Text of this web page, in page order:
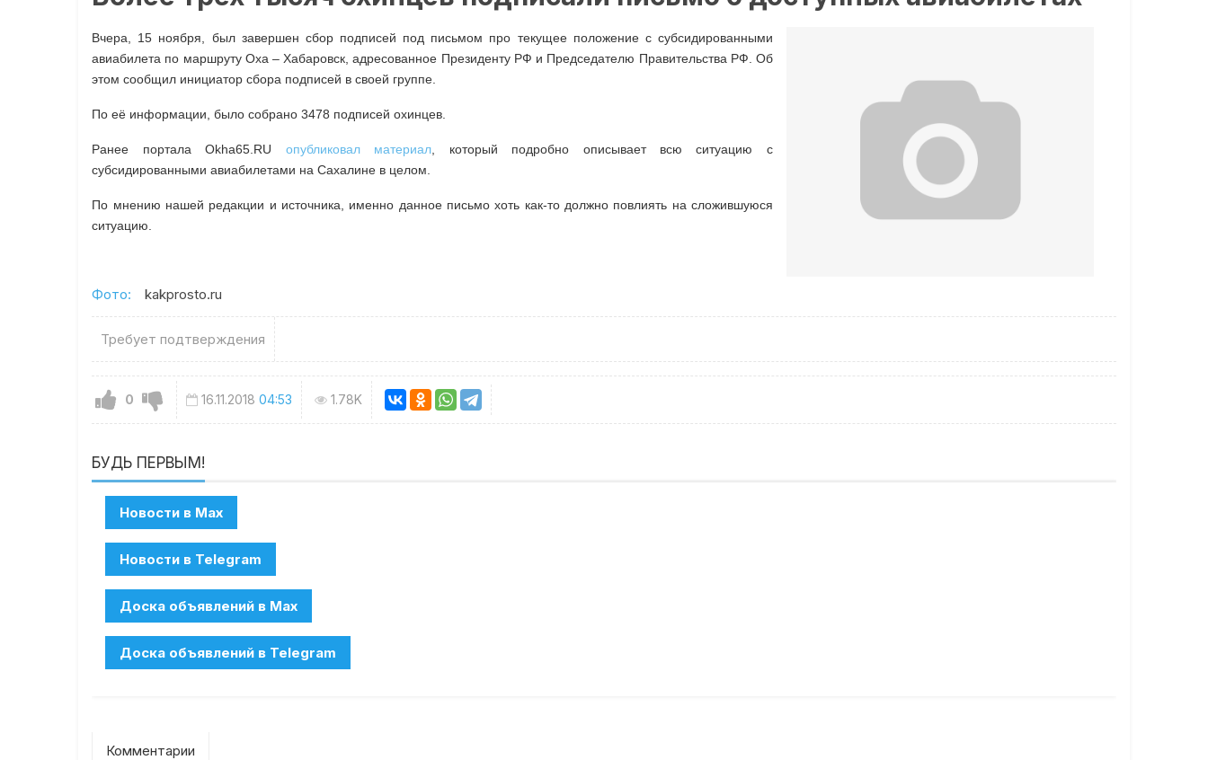
Вчера, 15 ноября, был завершен сбор подписей под письмом про текущее положение с субсидированными
авиабилета по маршруту Оха – Хабаровск, адресованное Президенту РФ и Председателю Правительства РФ. Об
этом сообщил инициатор сбора подписей в своей группе.
По её информации, было собрано 3478 подписей охинцев.
Ранее портала Okha65.RU опубликовал материал, который подробно описывает всю ситуацию с
субсидированными авиабилетами на Сахалине в целом.
По мнению нашей редакции и источника, именно данное письмо хоть как-то должно повлиять на сложившуюся
ситуацию.
Фото: kakprosto.ru
Требует подтверждения
0 16.11.2018 04:53 1.78K
БУДЬ ПЕРВЫМ!
Комментарии